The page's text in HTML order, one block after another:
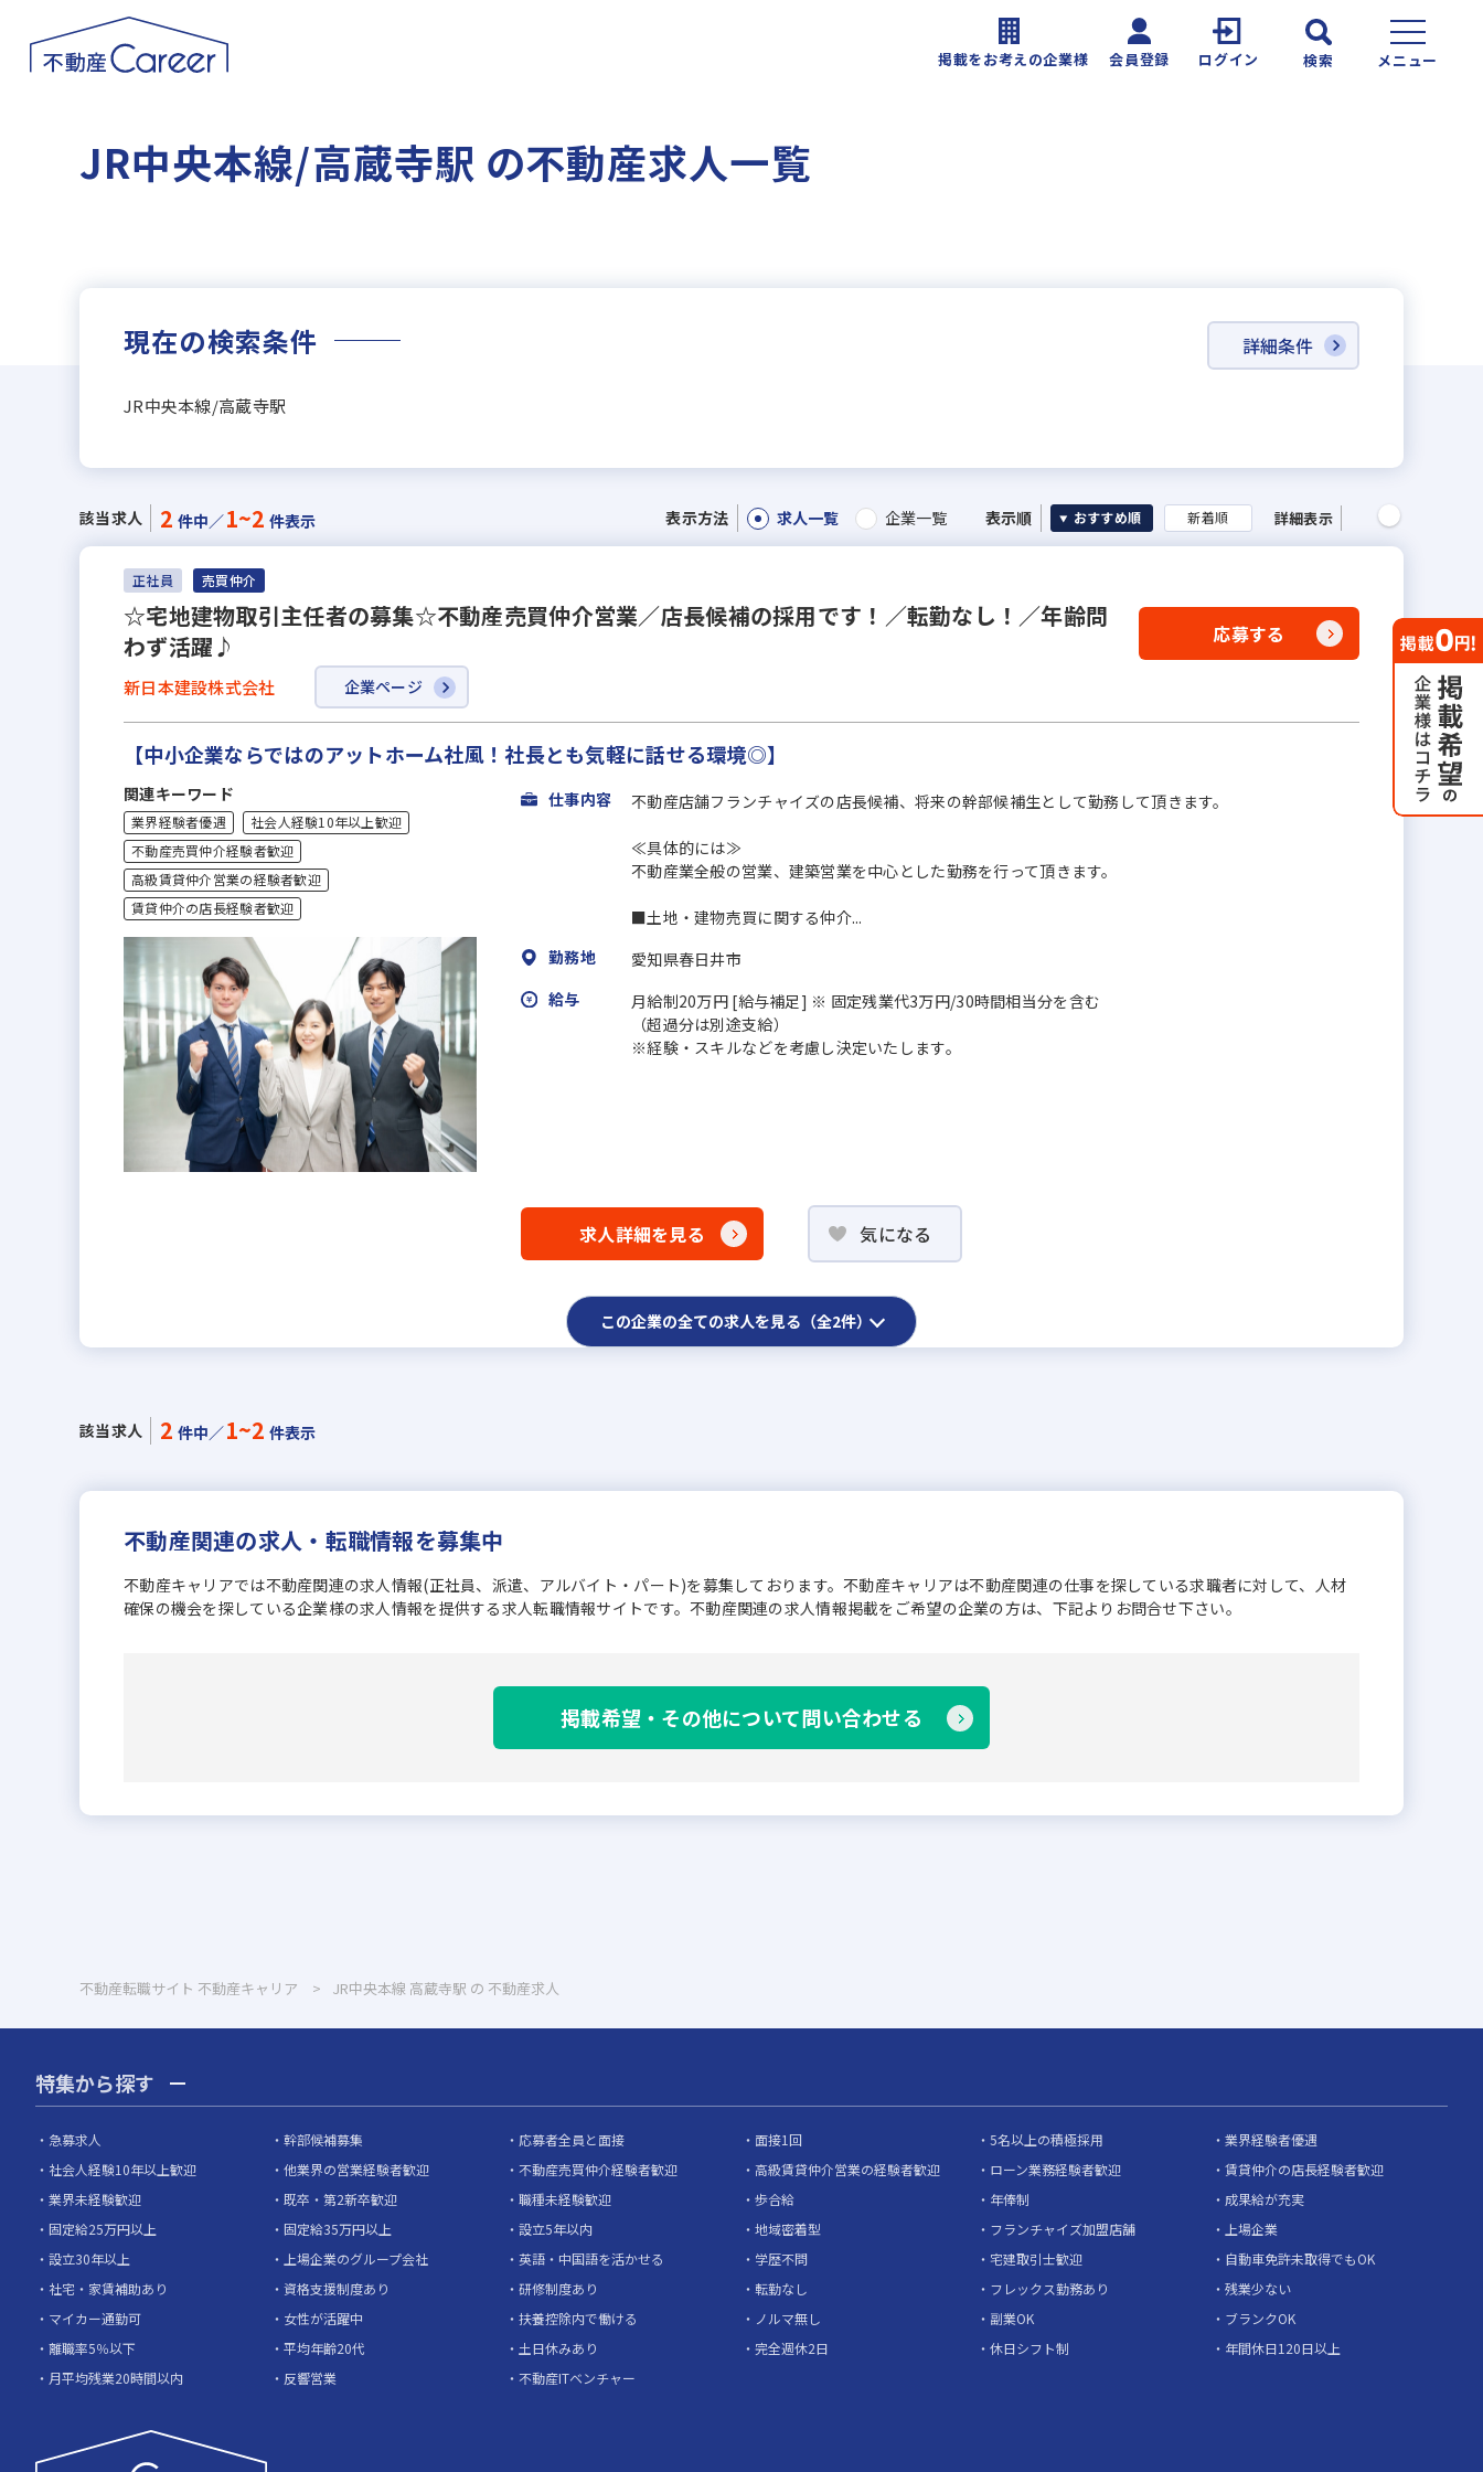
掲載をお考えの企業様 会員登録 ログイン 検索 メニュー
JR中央本線/高蔵寺駅 の不動産求人一覧
現在の検索条件
JR中央本線/高蔵寺駅
詳細条件
該当求人 2 件中／1~2 件表示 表示方法 求人一覧 企業一覧 表示順 おすすめ順 新着順 詳細表示
正社員 売買仲介
☆宅地建物取引主任者の募集☆不動産売買仲介営業／店長候補の採用です！／転勤なし！／年齢問
わず活躍♪
応募する
新日本建設株式会社 企業ページ
【中小企業ならではのアットホーム社風！社長とも気軽に話せる環境◎】
関連キーワード
業界経験者優遇
社会人経験10年以上歓迎
不動産売買仲介経験者歓迎
高級賃貸仲介営業の経験者歓迎
賃貸仲介の店長経験者歓迎
仕事内容 不動産店舗フランチャイズの店長候補、将来の幹部候補生として勤務して頂きます。
≪具体的には≫
不動産業全般の営業、建築営業を中心とした勤務を行って頂きます。
■土地・建物売買に関する仲介...
勤務地
愛知県春日井市
給与
月給制20万円 [給与補足] ※ 固定残業代3万円/30時間相当分を含む
（超過分は別途支給）
※経験・スキルなどを考慮し決定いたします。
求人詳細を見る 気になる
この企業の全ての求人を見る（全2件）
該当求人 2 件中／1~2 件表示
不動産関連の求人・転職情報を募集中
不動産キャリアでは不動産関連の求人情報(正社員、派遣、アルバイト・パート)を募集しております。不動産キャリアは不動産関連の仕事を探している求職者に対して、人材
確保の機会を探している企業様の求人情報を提供する求人転職情報サイトです。不動産関連の求人情報掲載をご希望の企業の方は、下記よりお問合せ下さい。
掲載希望・その他について問い合わせる
不動産転職サイト 不動産キャリア JR中央本線 高蔵寺駅 の 不動産求人
特集から探す
急募求人 幹部候補募集 応募者全員と面接 面接1回 5名以上の積極採用
業界経験者優遇
社会人経験10年以上歓迎
他業界の営業経験者歓迎 不動産売買仲介経験者歓迎 高級賃貸仲介営業の経験者歓迎 ローン業務経験者歓迎
賃貸仲介の店長経験者歓迎
業界未経験歓迎
既卒・第2新卒歓迎 職種未経験歓迎 歩合給 年俸制
成果給が充実
固定給25万円以上
固定給35万円以上 設立5年以内 地域密着型 フランチャイズ加盟店舗
上場企業
設立30年以上
上場企業のグループ会社 英語・中国語を活かせる 学歴不問 宅建取引士歓迎
自動車免許未取得でもOK
社宅・家賃補助あり
資格支援制度あり 研修制度あり 転勤なし フレックス勤務あり
残業少ない
マイカー通勤可
女性が活躍中 扶養控除内で働ける ノルマ無し 副業OK
ブランクOK
離職率5％以下
平均年齢20代 土日休みあり 完全週休2日 休日シフト制
年間休日120日以上
月平均残業20時間以内
反響営業 不動産ITベンチャー